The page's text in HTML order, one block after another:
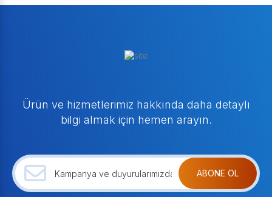
Ürün ve hizmetlerimiz hakkında daha detaylı
bilgi almak için hemen arayın.
ABONE OL